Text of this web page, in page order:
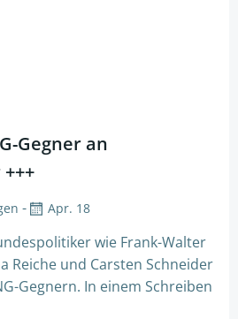
Gegner an
- Apr. 18
wie Frank-Walter
Reiche und Carsten Schneider
Gegnern. In einem Schreiben